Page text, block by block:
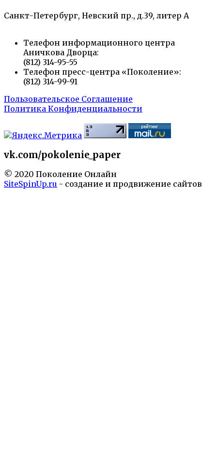
Санкт-Петербург, Невский пр., д.39, литер А
Телефон информационного центра
Аничкова Дворца:
(812) 314-95-55
Телефон пресс-центра «Поколение»:
(812) 314-99-91
Пользовательское Соглашение
Политика Конфиденциальности
vk.com/pokolenie_paper
© 2020 Поколение Онлайн
SiteSpinUp.ru - создание и продвижение сайтов